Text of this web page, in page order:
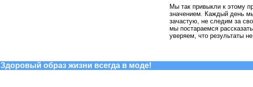
Мы так привыкли к этому
значением. Каждый день
зачастую, не следим за
мы постараемся
уверяем, что результаты
Здоровый образ жизни всегда в моде!